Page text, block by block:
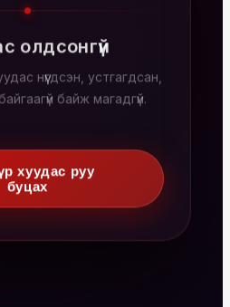
олдсонгүй
нүүгдсэн, устгагдсан,
байж магадгүй.
хуудас руу
буцах